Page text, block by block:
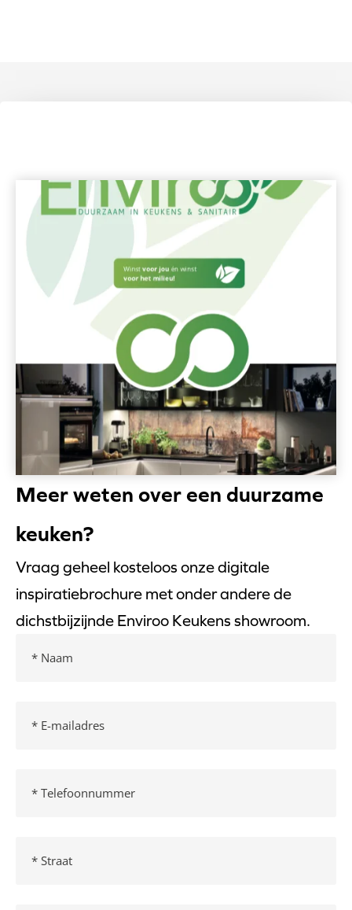
Meer weten over een duurzame
keuken?
Vraag geheel kosteloos onze digitale
inspiratiebrochure met onder andere de
dichstbijzijnde Enviroo Keukens showroom.